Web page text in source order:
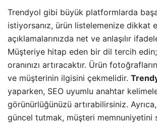
Trendyol gibi büyük platformlarda
istiyorsanız, ürün listelemenize dikkat
açıklamalarınızda net ve anlaşılır
Müşteriye hitap eden bir dil tercih
oranınızı artıracaktır. Ürün
ve müşterinin ilgisini çekmelidir.
yaparken, SEO uyumlu anahtar
görünürlüğünüzü artırabilirsiniz.
güncel tutmak, müşteri memnuniyetini